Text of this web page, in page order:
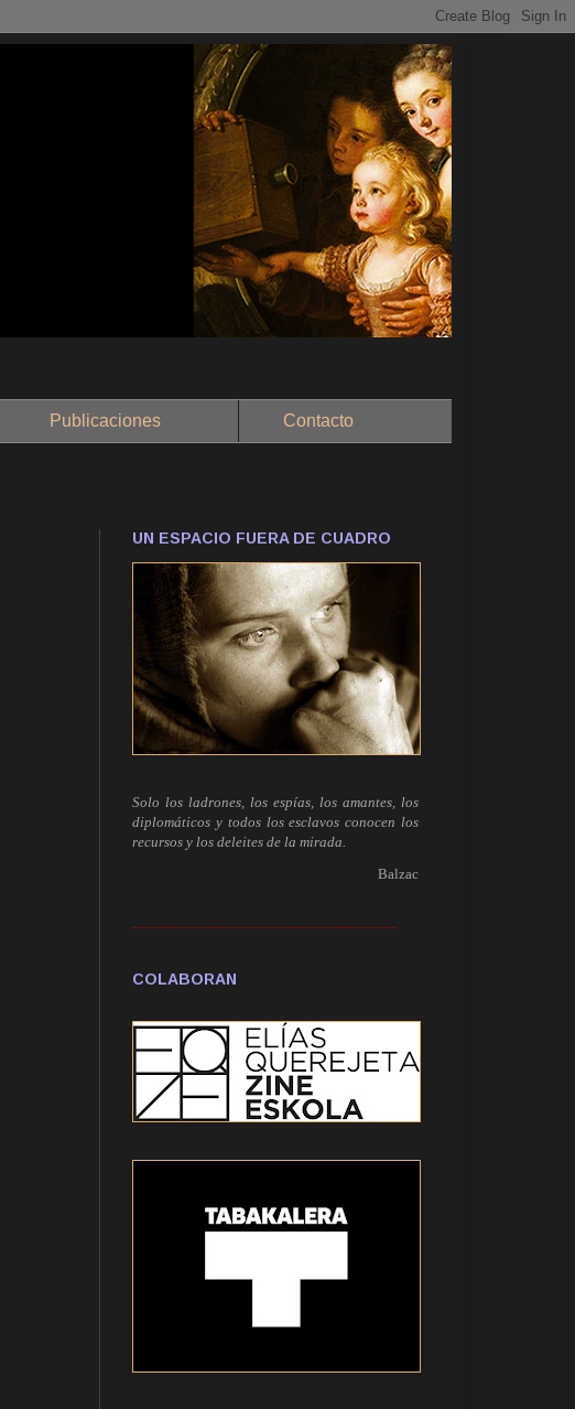
Publicaciones Contacto
UN ESPACIO FUERA DE CUADRO
Solo los ladrones, los espías, los amantes, los
diplomáticos y todos los esclavos conocen los
recursos y los deleites de la mirada.
Balzac
------------------------------------------------------------
COLABORAN